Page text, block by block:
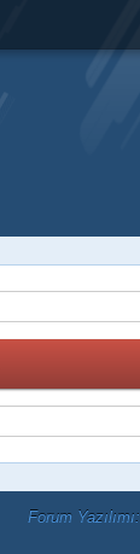
Forum Yazılımı: